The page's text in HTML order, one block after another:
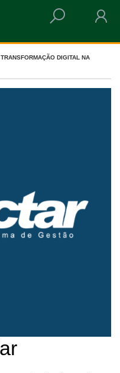
DIGITAL NA